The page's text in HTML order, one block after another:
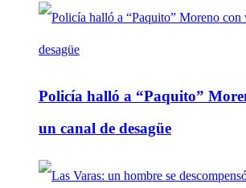
Policía halló a “Paquito”
un canal de desagüe